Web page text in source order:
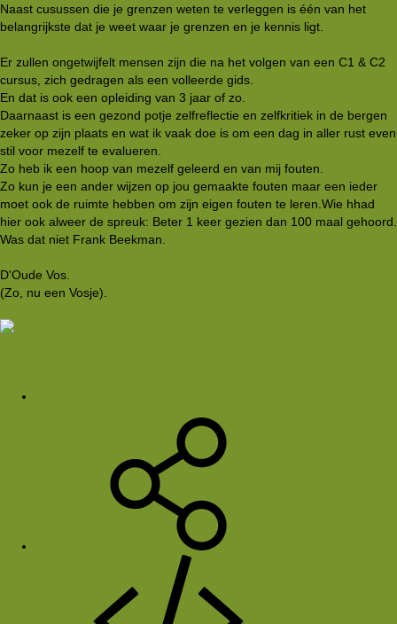
Naast cusussen die je grenzen weten te verleggen is één van het
belangrijkste dat je weet waar je grenzen en je kennis ligt.
Er zullen ongetwijfelt mensen zijn die na het volgen van een C1 & C2
cursus, zich gedragen als een volleerde gids.
En dat is ook een opleiding van 3 jaar of zo.
Daarnaast is een gezond potje zelfreflectie en zelfkritiek in de bergen
zeker op zijn plaats en wat ik vaak doe is om een dag in aller rust even
stil voor mezelf te evalueren.
Zo heb ik een hoop van mezelf geleerd en van mij fouten.
Zo kun je een ander wijzen op jou gemaakte fouten maar een ieder
moet ook de ruimte hebben om zijn eigen fouten te leren.Wie hhad
hier ook alweer de spreuk: Beter 1 keer gezien dan 100 maal gehoord.
Was dat niet Frank Beekman.
D'Oude Vos.
(Zo, nu een Vosje).